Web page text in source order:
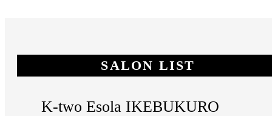
SALON LIST
K-two Esola IKEBUKURO